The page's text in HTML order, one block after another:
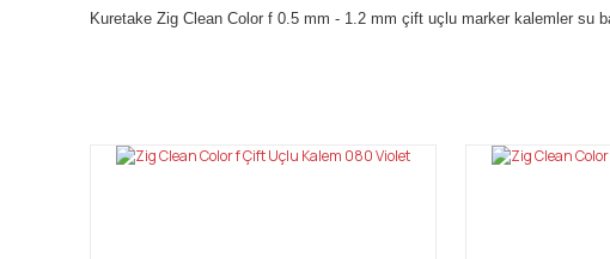
Kuretake Zig Clean Color f 0.5 mm - 1.2 mm çift uçlu marker kalemler su
Bu ürünün fiyat bilgisi, resim, ürün açıklamalarında ve diğer
Ürün resmi kalitesiz, bozuk veya görüntülenemiyor.